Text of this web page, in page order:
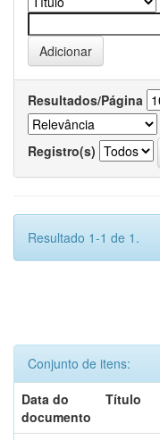
Resultados/Página
Registro(s)
Resultado 1-1 de 1.
Conjunto de itens:
Data do
documento
Título